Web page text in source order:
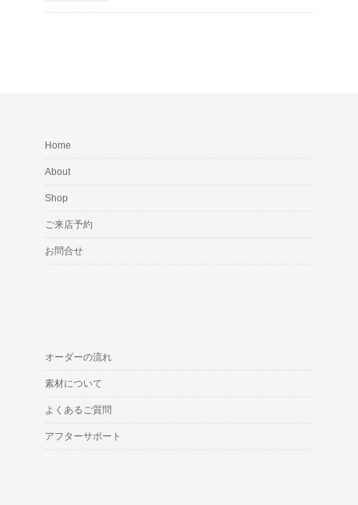
Home
About
Shop
ご来店予約
お問合せ
オーダーの流れ
素材について
よくあるご質問
アフターサポート